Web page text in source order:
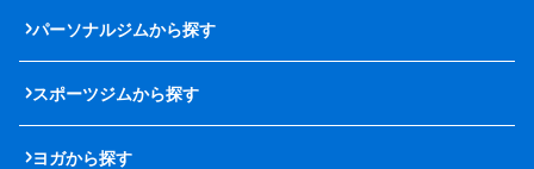
パーソナルジムから探す
スポーツジムから探す
ヨガから探す